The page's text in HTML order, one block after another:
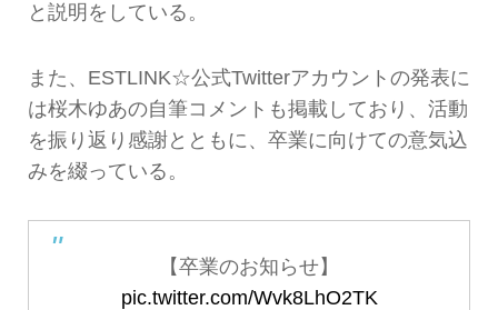
と説明をしている。
また、ESTLINK☆公式Twitterアカウントの発表に
は桜木ゆあの自筆コメントも掲載しており、活動
を振り返り感謝とともに、卒業に向けての意気込
みを綴っている。
【卒業のお知らせ】
pic.twitter.com/Wvk8LhO2TK